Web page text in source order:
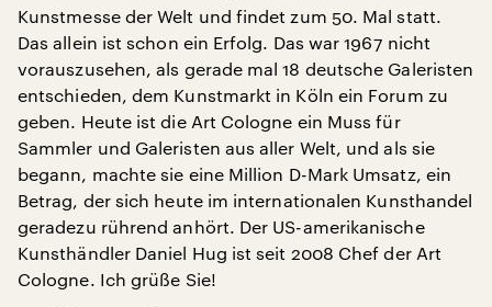
Kunstmesse der Welt und findet zum 50. Mal statt.
Das allein ist schon ein Erfolg. Das war 1967 nicht
vorauszusehen, als gerade mal 18 deutsche Galeristen
entschieden, dem Kunstmarkt in Köln ein Forum zu
geben. Heute ist die Art Cologne ein Muss für
Sammler und Galeristen aus aller Welt, und als sie
begann, machte sie eine Million D-Mark Umsatz, ein
Betrag, der sich heute im internationalen Kunsthandel
geradezu rührend anhört. Der US-amerikanische
Kunsthändler Daniel Hug ist seit 2008 Chef der Art
Cologne. Ich grüße Sie!